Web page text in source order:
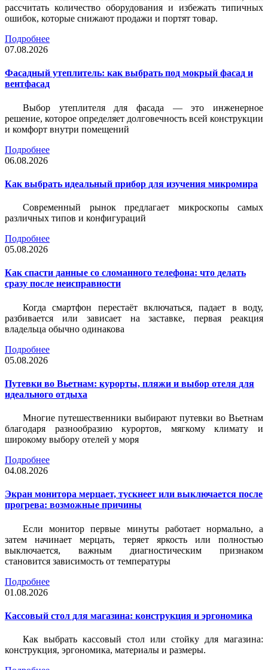
рассчитать количество оборудования и избежать типичных
ошибок, которые снижают продажи и портят товар.
Подробнее
07.08.2026
Фасадный утеплитель: как выбрать под мокрый фасад и
вентфасад
Выбор утеплителя для фасада — это инженерное
решение, которое определяет долговечность всей конструкции
и комфорт внутри помещений
Подробнее
06.08.2026
Как выбрать идеальный прибор для изучения микромира
Современный рынок предлагает микроскопы самых
различных типов и конфигураций
Подробнее
05.08.2026
Как спасти данные со сломанного телефона: что делать
сразу после неисправности
Когда смартфон перестаёт включаться, падает в воду,
разбивается или зависает на заставке, первая реакция
владельца обычно одинакова
Подробнее
05.08.2026
Путевки во Вьетнам: курорты, пляжи и выбор отеля для
идеального отдыха
Многие путешественники выбирают путевки во Вьетнам
благодаря разнообразию курортов, мягкому климату и
широкому выбору отелей у моря
Подробнее
04.08.2026
Экран монитора мерцает, тускнеет или выключается после
прогрева: возможные причины
Если монитор первые минуты работает нормально, а
затем начинает мерцать, теряет яркость или полностью
выключается, важным диагностическим признаком
становится зависимость от температуры
Подробнее
01.08.2026
Кассовый стол для магазина: конструкция и эргономика
Как выбрать кассовый стол или стойку для магазина:
конструкция, эргономика, материалы и размеры.